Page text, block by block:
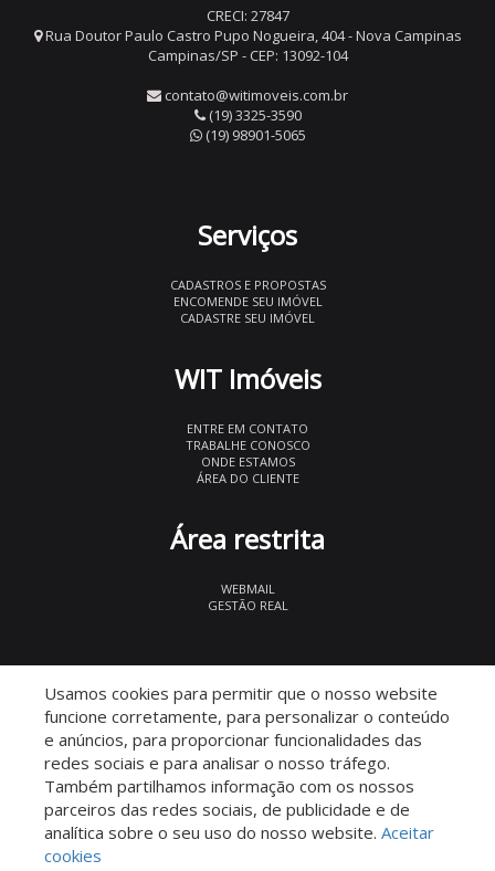
CRECI: 27847
Rua Doutor Paulo Castro Pupo Nogueira, 404 - Nova Campinas
Campinas/SP - CEP: 13092-104
contato@witimoveis.com.br
(19) 3325-3590
(19) 98901-5065
Serviços
CADASTROS E PROPOSTAS
ENCOMENDE SEU IMÓVEL
CADASTRE SEU IMÓVEL
WIT Imóveis
ENTRE EM CONTATO
TRABALHE CONOSCO
ONDE ESTAMOS
ÁREA DO CLIENTE
Área restrita
WEBMAIL
GESTÃO REAL
Descomplicado por:
Usamos cookies para permitir que o nosso website
funcione corretamente, para personalizar o conteúdo
e anúncios, para proporcionar funcionalidades das
redes sociais e para analisar o nosso tráfego.
Também partilhamos informação com os nossos
parceiros das redes sociais, de publicidade e de
analítica sobre o seu uso do nosso website. Aceitar
cookies